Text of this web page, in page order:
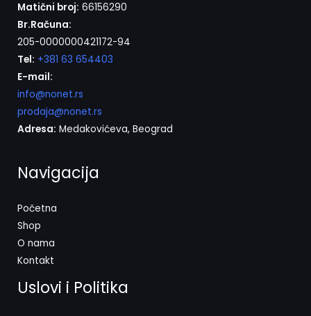
Matični broj: 66156290
Br.Računa:
205-0000000421172-94
Tel: +381 63 654403
E-mail:
info@nonet.rs
prodaja@nonet.rs
Adresa: Medakovićeva, Beograd
Navigacija
Početna
Shop
O nama
Kontakt
Uslovi i Politika